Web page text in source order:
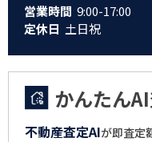
営業時間 9:00-17:00
定休日 土日祝
かんたん
不動産査定AIが即査定